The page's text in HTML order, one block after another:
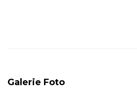
Galerie Foto